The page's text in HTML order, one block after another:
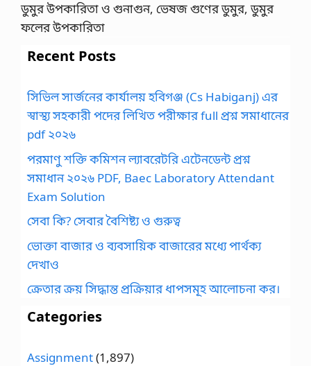
ডুমুর উপকারিতা ও গুনাগুন, ভেষজ গুণের ডুমুর, ডুমুর
ফলের উপকারিতা
Recent Posts
সিভিল সার্জনের কার্যালয় হবিগঞ্জ (Cs Habiganj) এর
স্বাস্থ্য সহকারী পদের লিখিত পরীক্ষার full প্রশ্ন সমাধানের
pdf ২০২৬
পরমাণু শক্তি কমিশন ল্যাবরেটরি এটেনডেন্ট প্রশ্ন
সমাধান ২০২৬ PDF, Baec Laboratory Attendant
Exam Solution
সেবা কি? সেবার বৈশিষ্ট্য ও গুরুত্ব
ভোক্তা বাজার ও ব্যবসায়িক বাজারের মধ্যে পার্থক্য
দেখাও
ক্রেতার ক্রয় সিদ্ধান্ত প্রক্রিয়ার ধাপসমূহ আলোচনা কর।
Categories
Assignment(1,897)